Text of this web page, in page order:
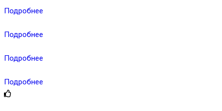
Подробнее
Подробнее
Подробнее
Подробнее